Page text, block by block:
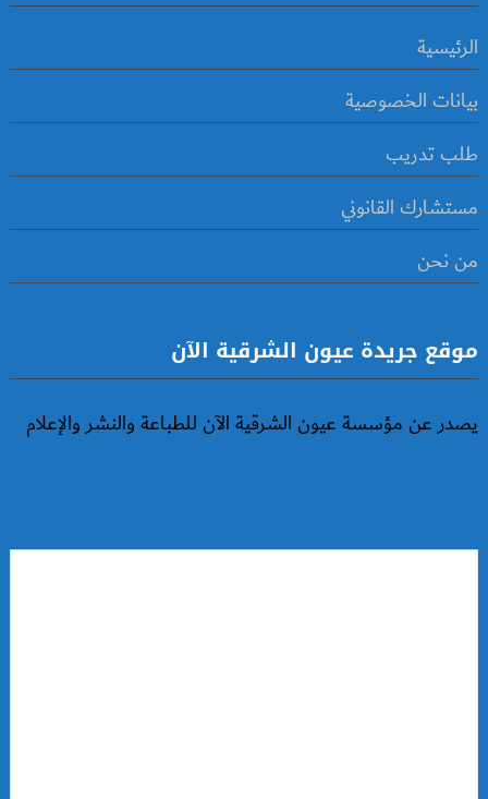
الرئيسية
بيانات الخصوصية
طلب تدريب
مستشارك القانوني
من نحن
موقع جريدة عيون الشرقية الآن
يصدر عن مؤسسة عيون الشرقية الآن للطباعة والنشر والإعلام